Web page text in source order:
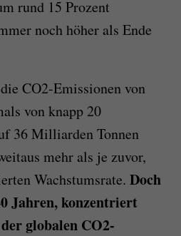
rund 15 Prozent
noch höher als Ende
CO2-Emissionen von
von knapp 20
36 Milliarden Tonnen
mehr als je zuvor,
Wachstumsrate. Doch
Jahren, konzentriert
globalen CO2-